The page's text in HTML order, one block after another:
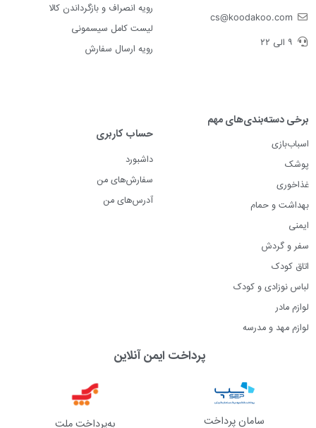
cs@koodakoo.com
۹ الی ۲۲
رویه انصراف و بازگرداندن کالا
لیست کامل سیسمونی
رویه ارسال سفارش
برخی دسته‌بندی‌های مهم
اسباب‌بازی
پوشک
غذاخوری
بهداشت و حمام
ایمنی
سفر و گردش
اتاق کودک
لباس نوزادی و کودک
لوازم مادر
لوازم مهد و مدرسه
حساب کاربری
داشبورد
سفارش‌های من
آدرس‌های من
پرداخت ایمن آنلاین
سامان پرداخت به‌پرداخت ملت